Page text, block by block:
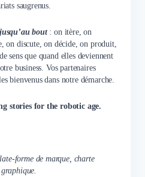
saugrenus.
bout: on itère, on
on discute, on décide, on produit,
sens que quand elles deviennent
business. Vos partenaires
bienvenus dans notre démarche.
stories for the robotic age.
forme de marque, charte